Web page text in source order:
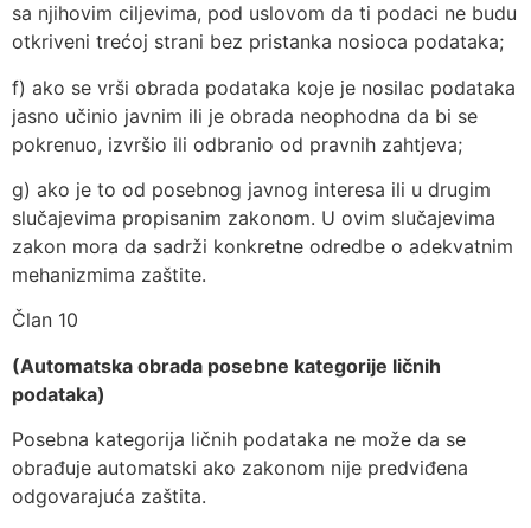
sa njihovim ciljevima, pod uslovom da ti podaci ne budu
otkriveni trećoj strani bez pristanka nosioca podataka;
f) ako se vrši obrada podataka koje je nosilac podataka
jasno učinio javnim ili je obrada neophodna da bi se
pokrenuo, izvršio ili odbranio od pravnih zahtjeva;
g) ako je to od posebnog javnog interesa ili u drugim
slučajevima propisanim zakonom. U ovim slučajevima
zakon mora da sadrži konkretne odredbe o adekvatnim
mehanizmima zaštite.
Član 10
(Automatska obrada posebne kategorije ličnih
podataka)
Posebna kategorija ličnih podataka ne može da se
obrađuje automatski ako zakonom nije predviđena
odgovarajuća zaštita.